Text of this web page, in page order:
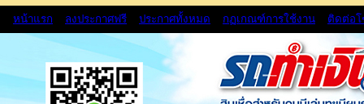
หน้าแรก ลงประกาศฟรี ประกาศทั้งหมด กฏเกณฑ์การใช้งาน ติดต่อ